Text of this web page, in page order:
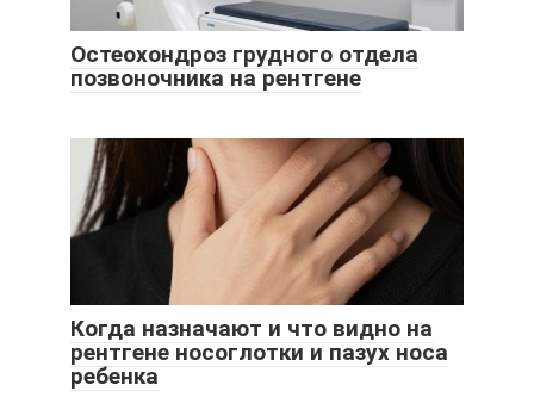
Остеохондроз грудного отдела
позвоночника на рентгене
Когда назначают и что видно на
рентгене носоглотки и пазух носа
ребенка